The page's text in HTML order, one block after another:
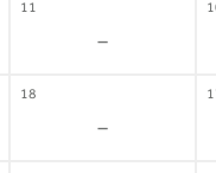
11
-
18
-